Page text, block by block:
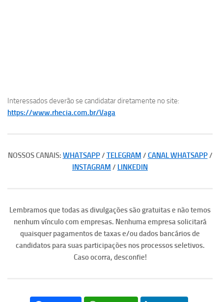
Interessados deverão se candidatar diretamente no site:
https://www.rhecia.com.br/Vaga
NOSSOS CANAIS: WHATSAPP/ TELEGRAM / CANAL WHATSAPP/
INSTAGRAM / LINKEDIN
Lembramos que todas as divulgações são gratuitas e não temos
nenhum vínculo com empresas. Nenhuma empresa solicitará
quaisquer pagamentos de taxas e/ou dados bancários de
candidatos para suas participações nos processos seletivos.
Caso ocorra, desconfie!